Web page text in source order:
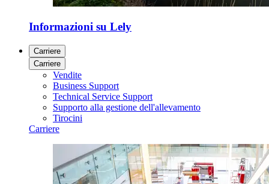
Informazioni su Lely
Carriere
Carriere
Vendite
Business Support
Technical Service Support
Supporto alla gestione dell'allevamento
Tirocini
Carriere